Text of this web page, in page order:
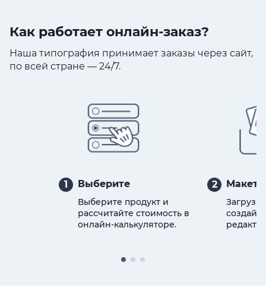
Как работает онлайн-заказ?
Наша типография принимает заказы через сайт,
по всей стране — 24/7.
1 Выберите
Выберите продукт и
рассчитайте стоимость в
онлайн-калькуляторе.
2 Макет